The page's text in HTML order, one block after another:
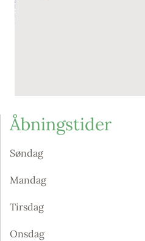
Åbningstider
Søndag
Mandag
Tirsdag
Onsdag